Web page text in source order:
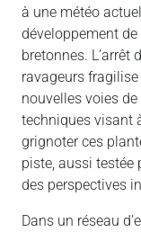
à une météo
développement
bretonnes. L’arrêt
ravageurs
nouvelles voies
techniques visant
grignoter ces
piste, aussi testée
des perspectives
Dans un réseau